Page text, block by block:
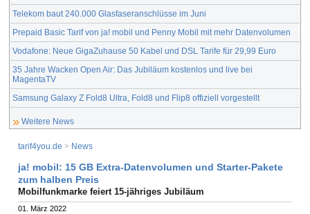
Telekom baut 240.000 Glasfaseranschlüsse im Juni
Prepaid Basic Tarif von ja! mobil und Penny Mobil mit mehr Datenvolumen
Vodafone: Neue GigaZuhause 50 Kabel und DSL Tarife für 29,99 Euro
35 Jahre Wacken Open Air: Das Jubiläum kostenlos und live bei
MagentaTV
Samsung Galaxy Z Fold8 Ultra, Fold8 und Flip8 offiziell vorgestellt
Weitere News
tarif4you.de > News
ja! mobil: 15 GB Extra-Datenvolumen und Starter-Pakete
zum halben Preis
Mobilfunkmarke feiert 15-jähriges Jubiläum
01. März 2022